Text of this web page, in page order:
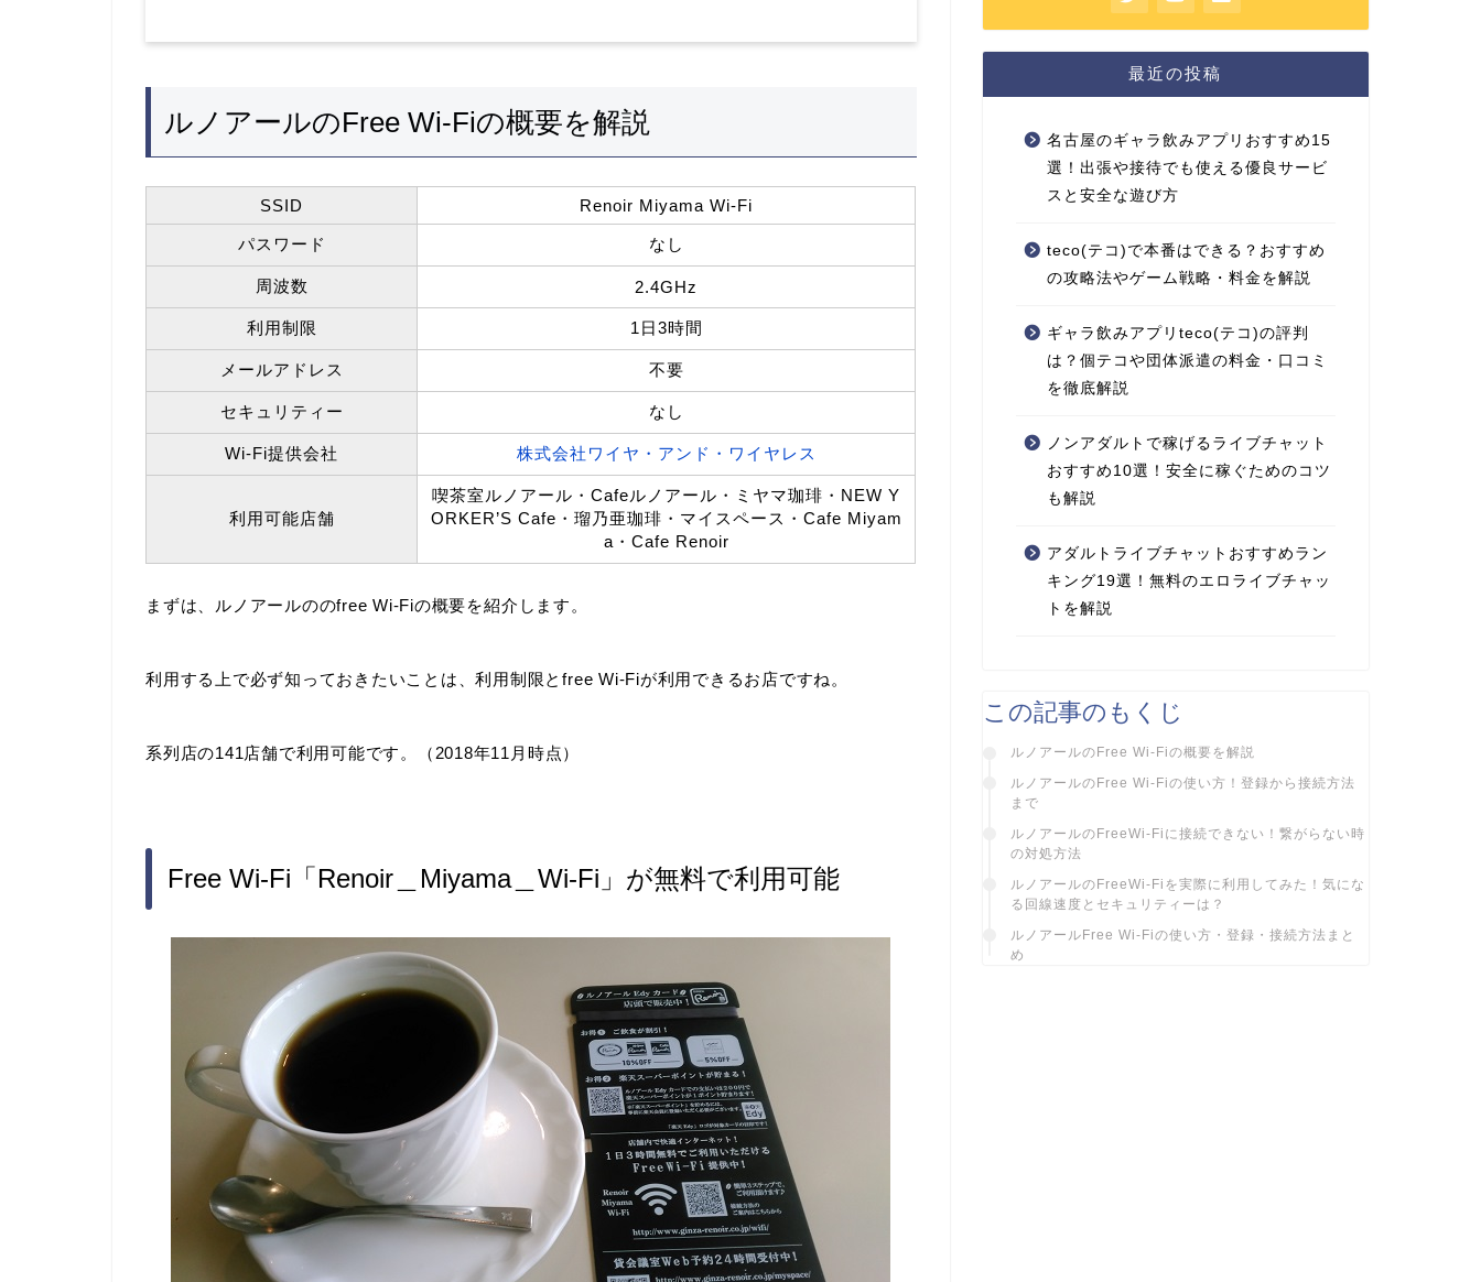
ルノアールのFree Wi-Fiの概要を解説
SSID Renoir Miyama Wi-Fi
パスワード なし
周波数 2.4GHz
利用制限 1日3時間
メールアドレス 不要
セキュリティー なし
Wi-Fi提供会社 株式会社ワイヤ・アンド・ワイヤレス
利用可能店舗
喫茶室ルノアール・Cafeルノアール・ミヤマ珈琲・NEW Y
ORKER’S Cafe・瑠乃亜珈琲・マイスペース・Cafe Miyam
a・Cafe Renoir
まずは、ルノアールののfree Wi-Fiの概要を紹介します。
利用する上で必ず知っておきたいことは、利用制限とfree Wi-Fiが利用できるお店ですね。
系列店の141店舗で利用可能です。（2018年11月時点）
Free Wi-Fi「Renoir＿Miyama＿Wi-Fi」が無料で利用可能
最近の投稿
名古屋のギャラ飲みアプリおすすめ15
選！出張や接待でも使える優良サービ
スと安全な遊び方
teco(テコ)で本番はできる？おすすめ
の攻略法やゲーム戦略・料金を解説
ギャラ飲みアプリteco(テコ)の評判
は？個テコや団体派遣の料金・口コミ
を徹底解説
ノンアダルトで稼げるライブチャット
おすすめ10選！安全に稼ぐためのコツ
も解説
アダルトライブチャットおすすめラン
キング19選！無料のエロライブチャッ
トを解説
この記事のもくじ
ルノアールのFree Wi-Fiの概要を解説
ルノアールのFree Wi-Fiの使い方！登録から接続方法
まで
ルノアールのFreeWi-Fiに接続できない！繋がらない時
の対処方法
ルノアールのFreeWi-Fiを実際に利用してみた！気にな
る回線速度とセキュリティーは？
ルノアールFree Wi-Fiの使い方・登録・接続方法まと
め